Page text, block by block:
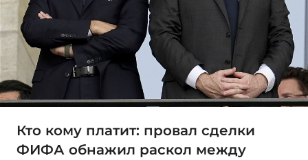
Кто кому платит: провал сделки
ФИФА обнажил раскол между